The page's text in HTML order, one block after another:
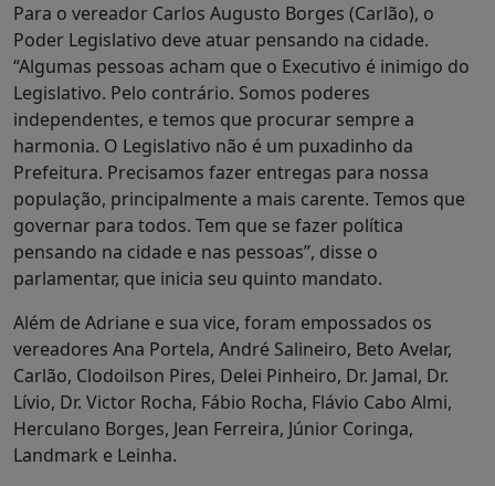
Para o vereador Carlos Augusto Borges (Carlão), o
Poder Legislativo deve atuar pensando na cidade.
“Algumas pessoas acham que o Executivo é inimigo do
Legislativo. Pelo contrário. Somos poderes
independentes, e temos que procurar sempre a
harmonia. O Legislativo não é um puxadinho da
Prefeitura. Precisamos fazer entregas para nossa
população, principalmente a mais carente. Temos que
governar para todos. Tem que se fazer política
pensando na cidade e nas pessoas”, disse o
parlamentar, que inicia seu quinto mandato.
Além de Adriane e sua vice, foram empossados os
vereadores Ana Portela, André Salineiro, Beto Avelar,
Carlão, Clodoilson Pires, Delei Pinheiro, Dr. Jamal, Dr.
Lívio, Dr. Victor Rocha, Fábio Rocha, Flávio Cabo Almi,
Herculano Borges, Jean Ferreira, Júnior Coringa,
Landmark e Leinha.